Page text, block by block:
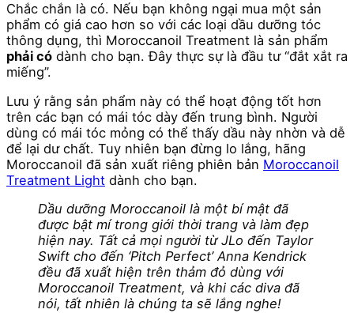
Chắc chắn là có. Nếu bạn không ngại mua một sản
phẩm có giá cao hơn so với các loại dầu dưỡng tóc
thông dụng, thì Moroccanoil Treatment là sản phẩm
phải có dành cho bạn. Đây thực sự là đầu tư “đắt xắt ra
miếng”.
Lưu ý rằng sản phẩm này có thể hoạt động tốt hơn
trên các bạn có mái tóc dày đến trung bình. Người
dùng có mái tóc mỏng có thể thấy dầu này nhờn và dễ
để lại dư chất. Tuy nhiên bạn đừng lo lắng, hãng
Moroccanoil đã sản xuất riêng phiên bản Moroccanoil
Treatment Light dành cho bạn.
Dầu dưỡng Moroccanoil là một bí mật đã
được bật mí trong giới thời trang và làm đẹp
hiện nay. Tất cả mọi người từ JLo đến Taylor
Swift cho đến ‘Pitch Perfect’ Anna Kendrick
đều đã xuất hiện trên thảm đỏ dùng với
Moroccanoil Treatment, và khi các diva đã
nói, tất nhiên là chúng ta sẽ lắng nghe!